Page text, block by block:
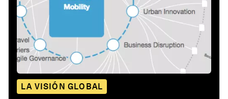
LA VISIÓN GLOBAL